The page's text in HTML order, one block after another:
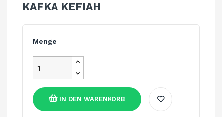
KAFKA KEFIAH
Menge
IN DEN WARENKORB